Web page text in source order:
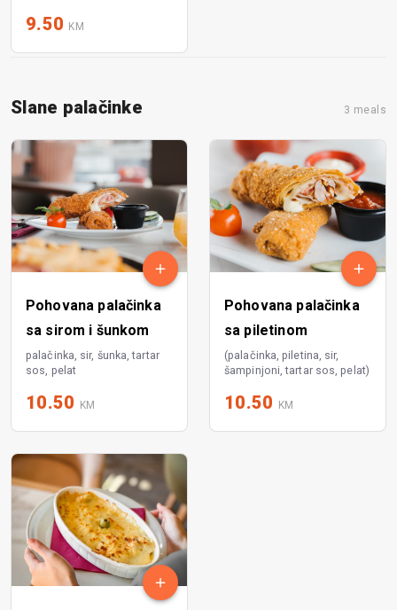
9.50 KM
Slane palačinke 3 meals
Pohovana palačinka
sa sirom i šunkom
palačinka, sir, šunka, tartar
sos, pelat
10.50 KM
Pohovana palačinka
sa piletinom
(palačinka, piletina, sir,
šampinjoni, tartar sos, pelat)
10.50 KM